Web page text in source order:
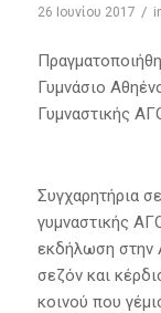
26 Ιουνίου 2017 /
Γυμνάσιο
Γυμναστικής
Συγχαρητήρια
γυμναστικής
εκδήλωση στην
σεζόν και
κοινού που